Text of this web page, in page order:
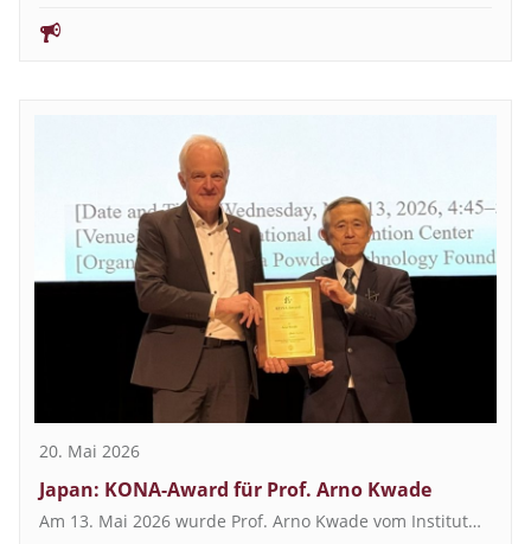
20. Mai 2026
Japan: KONA-Award für Prof. Arno Kwade
Am 13. Mai 2026 wurde Prof. Arno Kwade vom Institut…